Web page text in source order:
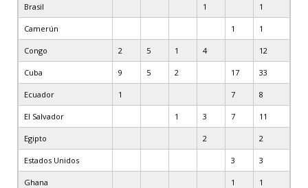
Brasil 1 1
Camerún 1 1
Congo 2 5 1 4 12
Cuba 9 5 2 17 33
Ecuador 1 7 8
El Salvador 1 3 7 11
Egipto 2 2
Estados Unidos 3 3
Ghana 1 1